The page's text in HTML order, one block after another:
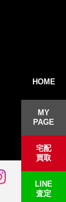
HOME
MY
PAGE
宅配
買取
LINE
査定